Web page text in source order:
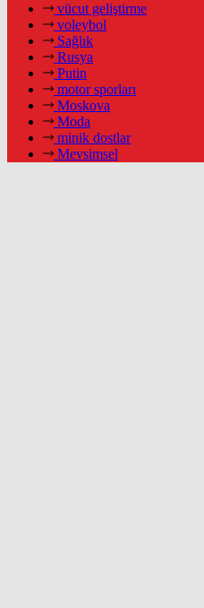
vücut geliştirme
voleybol
Sağlık
Rusya
Putin
motor sporları
Moskova
Moda
minik dostlar
Mevsimsel